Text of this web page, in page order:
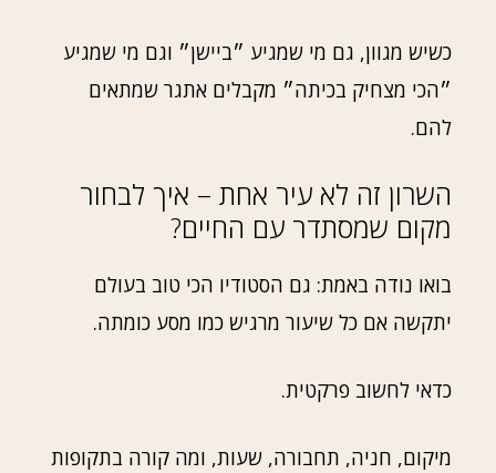
כשיש מגוון, גם מי שמגיע ״ביישן״ וגם מי שמגיע
״הכי מצחיק בכיתה״ מקבלים אתגר שמתאים
להם.
השרון זה לא עיר אחת – איך לבחור
מקום שמסתדר עם החיים?
בואו נודה באמת: גם הסטודיו הכי טוב בעולם
יתקשה אם כל שיעור מרגיש כמו מסע כומתה.
כדאי לחשוב פרקטית.
מיקום, חניה, תחבורה, שעות, ומה קורה בתקופות